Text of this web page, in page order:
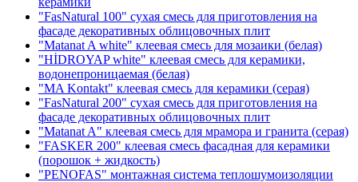
"FasNatural 100" сухая смесь для приготовления на
фасаде декоративных облицовочных плит
"Matanat A white" клеевая смесь для мозаики (белая)
"HİDROYAP white" клеевая смесь для керамики,
водонепроницаемая (белая)
"MA Kontakt" клеевая смесь для керамики (серая)
"FasNatural 200" сухая смесь для приготовления на
фасаде декоративных облицовочных плит
"Matanat A" клеевая смесь для мрамора и гранита (серая)
"FASKER 200" клеевая смесь фасадная для керамики
(порошок + жидкость)
"PENOFAS" монтажная система теплошумоизоляции